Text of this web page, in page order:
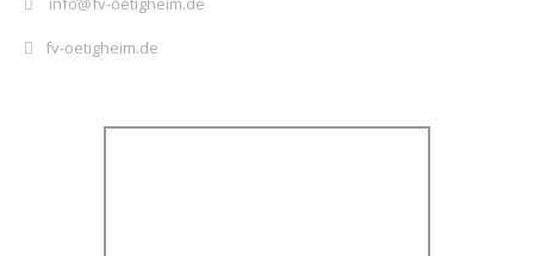
fv-oetigheim.de